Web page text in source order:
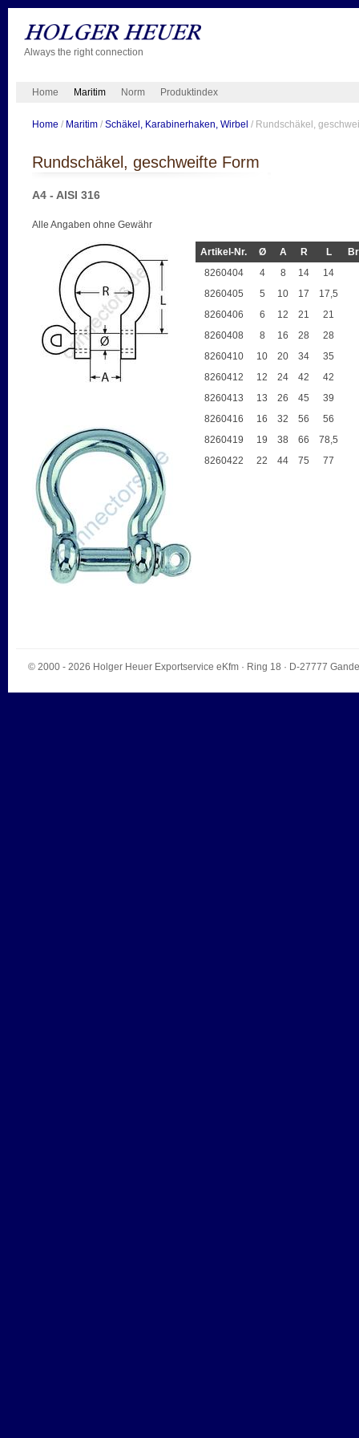
Always the right connection
Home Maritim Norm Produktindex
Home / Maritim/ Schäkel, Karabinerhaken, Wirbel / Rundschäkel,
Rundschäkel, geschweifte Form
A4 - AISI 316
Alle Angaben ohne Gewähr
Artikel-Nr. Ø A R L
8260404
4 8 14
14
8260405
5 10 17
17,5
8260406
6 12 21
21
8260408
8 16 28
28
8260410
10 20 34
35
8260412
12 24 42
42
8260413
13 26 45
39
8260416
16 32 56
56
8260419
19 38 66
78,5
8260422
22 44 75 77
© 2000 - 2026 Holger Heuer Exportservice eKfm· Ring 18 · D-27777